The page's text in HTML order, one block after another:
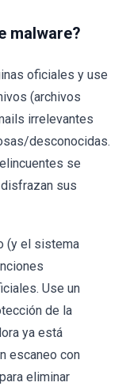
malware?
oficiales y use
(archivos
irrelevantes
desconocidas.
se
sus
(y el sistema
Use un
de la
ya está
escaneo con
para eliminar